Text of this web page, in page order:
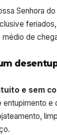
Senhora
médio de
e sem
e